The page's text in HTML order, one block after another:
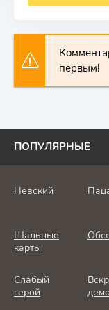
первым!
ПОПУЛЯРНЫЕ
Невский
Шальные
карты
Слабый
герой